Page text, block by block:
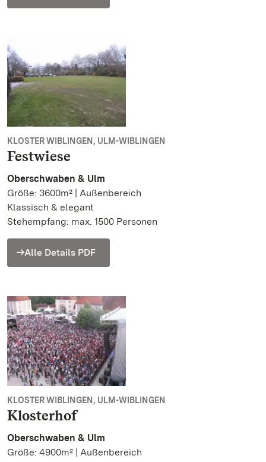
KLOSTER WIBLINGEN, ULM-WIBLINGEN
Festwiese
Oberschwaben & Ulm
Größe: 3600m² | Außenbereich
Klassisch & elegant
Stehempfang: max. 1500 Personen
Alle Details PDF
KLOSTER WIBLINGEN, ULM-WIBLINGEN
Klosterhof
Oberschwaben & Ulm
Größe: 4900m² | Außenbereich